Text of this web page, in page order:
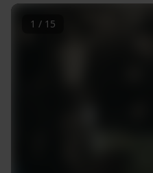
1 / 15